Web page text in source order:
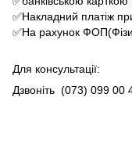
✅Накладний платіж
✅На рахунок
Для консультації:
Дзвоніть (073) 099 00